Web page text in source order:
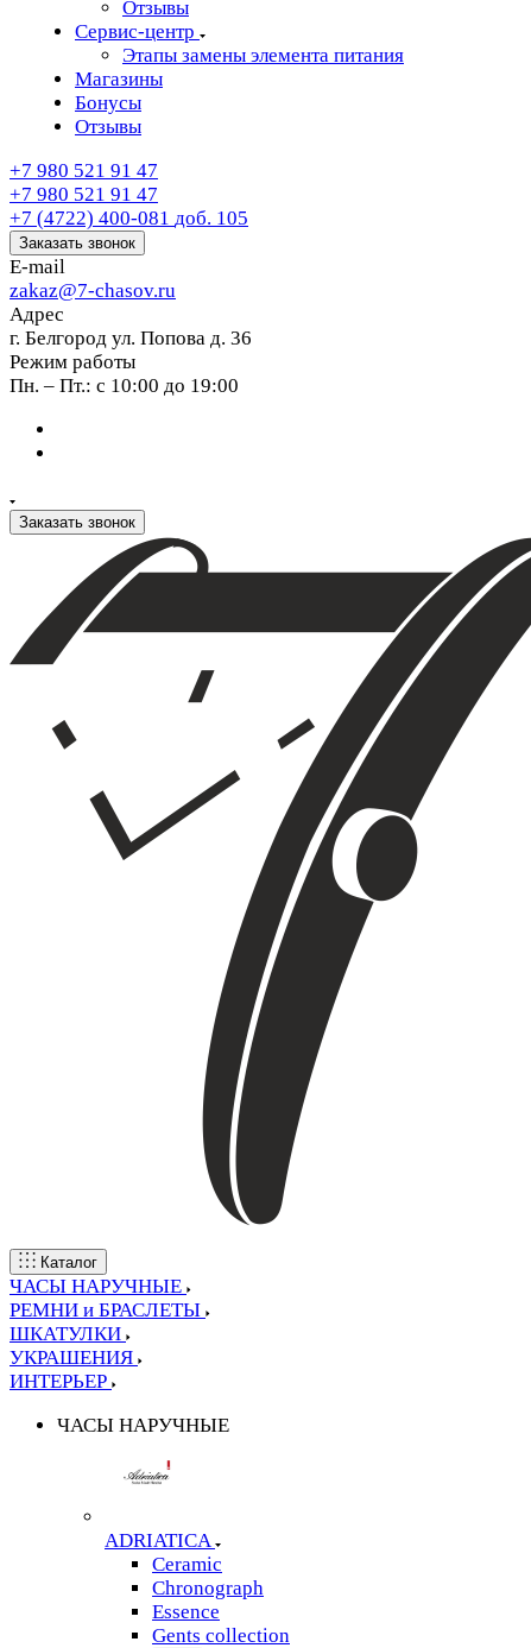
Отзывы
Сервис-центр
Этапы замены элемента питания
Магазины
Бонусы
Отзывы
+7 980 521 91 47
+7 980 521 91 47
+7 (4722) 400-081 доб. 105
Заказать звонок
E-mail
zakaz@7-chasov.ru
Адрес
г. Белгород ул. Попова д. 36
Режим работы
Пн. – Пт.: с 10:00 до 19:00
Заказать звонок
Каталог
ЧАСЫ НАРУЧНЫЕ
РЕМНИ и БРАСЛЕТЫ
ШКАТУЛКИ
УКРАШЕНИЯ
ИНТЕРЬЕР
ЧАСЫ НАРУЧНЫЕ
ADRIATICA
Ceramic
Chronograph
Essence
Gents collection